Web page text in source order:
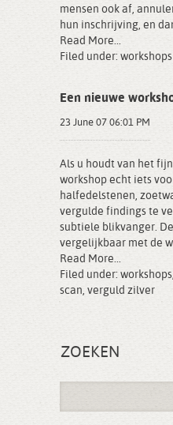
mensen ook af,
hun inschrijving, en
Read More...
Filed under: workshops
Een nieuwe
23 June 07 06:01 PM
Als u houdt van het
workshop echt iets
halfedelstenen,
vergulde findings te
subtiele blikvanger.
vergelijkbaar met de
Read More...
Filed under: workshops,
scan, verguld zilver
ZOEKEN